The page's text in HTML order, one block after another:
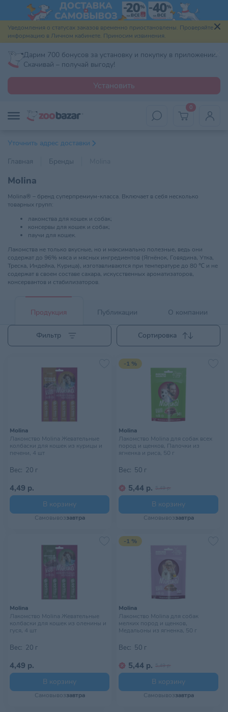
Уведомления о статусах заказов временно приостановлены. Проверяйте
информацию в Личном кабинете. Приносим извинения.
Дарим 700 бонусов за установку и покупку в приложении.
Скачивай – получай выгоду!
Установить
0
Уточнить адрес доставки
Главная
Бренды
Molina
Molina® – бренд суперпремиум-класса. Включает в себя несколько
товарных групп:
лакомства для кошек и собак;
консервы для кошек и собак;
паучи для кошек.
Лакомства не только вкусные, но и максимально полезные, ведь они
содержат до 96% мяса и мясных ингредиентов (Ягнёнок, Говядина, Утка,
Треска, Индейка, Курица), изготавливаются при температуре до 80 ℃ и не
содержат в своем составе сахара, искусственных ароматизаторов,
консервантов и стабилизаторов.
Продукция Публикации О компании
Фильтр Сортировка
Molina
Лакомство Molina Жевательные
колбаски для кошек из курицы и
печени, 4 шт
Вес: 20 г
4,49 р.
В корзину
Самовывоззавтра
-1 %
Molina
Лакомство Molina для собак всех
пород и щенков, Палочки из
ягненка и риса, 50 г
Вес: 50 г
5,44 р. 5,49 р.
В корзину
Самовывоззавтра
Molina
Лакомство Molina Жевательные
колбаски для кошек из оленины и
гуся, 4 шт
Вес: 20 г
4,49 р.
В корзину
Самовывоззавтра
-1 %
Molina
Лакомство Molina для собак
мелких пород и щенков,
Медальоны из ягненка, 50 г
Вес: 50 г
5,44 р. 5,49 р.
В корзину
Самовывоззавтра